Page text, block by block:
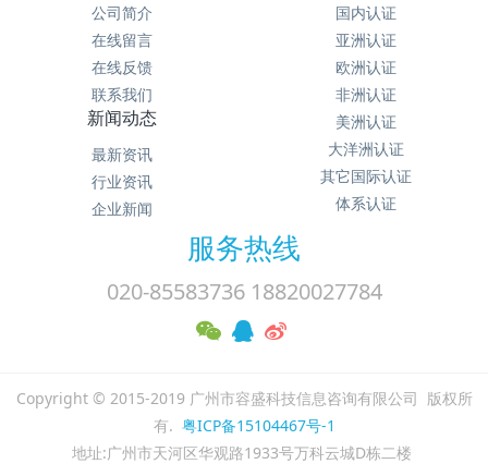
公司简介
在线留言
在线反馈
联系我们
国内认证
亚洲认证
欧洲认证
非洲认证
美洲认证
大洋洲认证
其它国际认证
体系认证
新闻动态
最新资讯
行业资讯
企业新闻
服务热线
020-85583736 18820027784
Copyright © 2015-2019 广州市容盛科技信息咨询有限公司 版权所
有. 粤ICP备15104467号-1
地址:广州市天河区华观路1933号万科云城D栋二楼